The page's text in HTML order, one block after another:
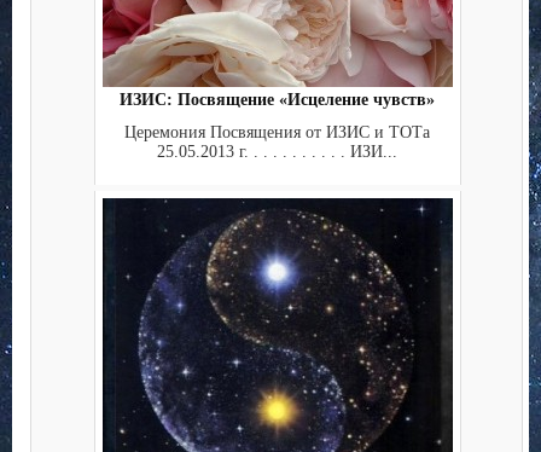
ИЗИС: Посвящение «Исцеление чувств»
Церемония Посвящения от ИЗИС и ТОТа
25.05.2013 г. . . . . . . . . . . ИЗИ...